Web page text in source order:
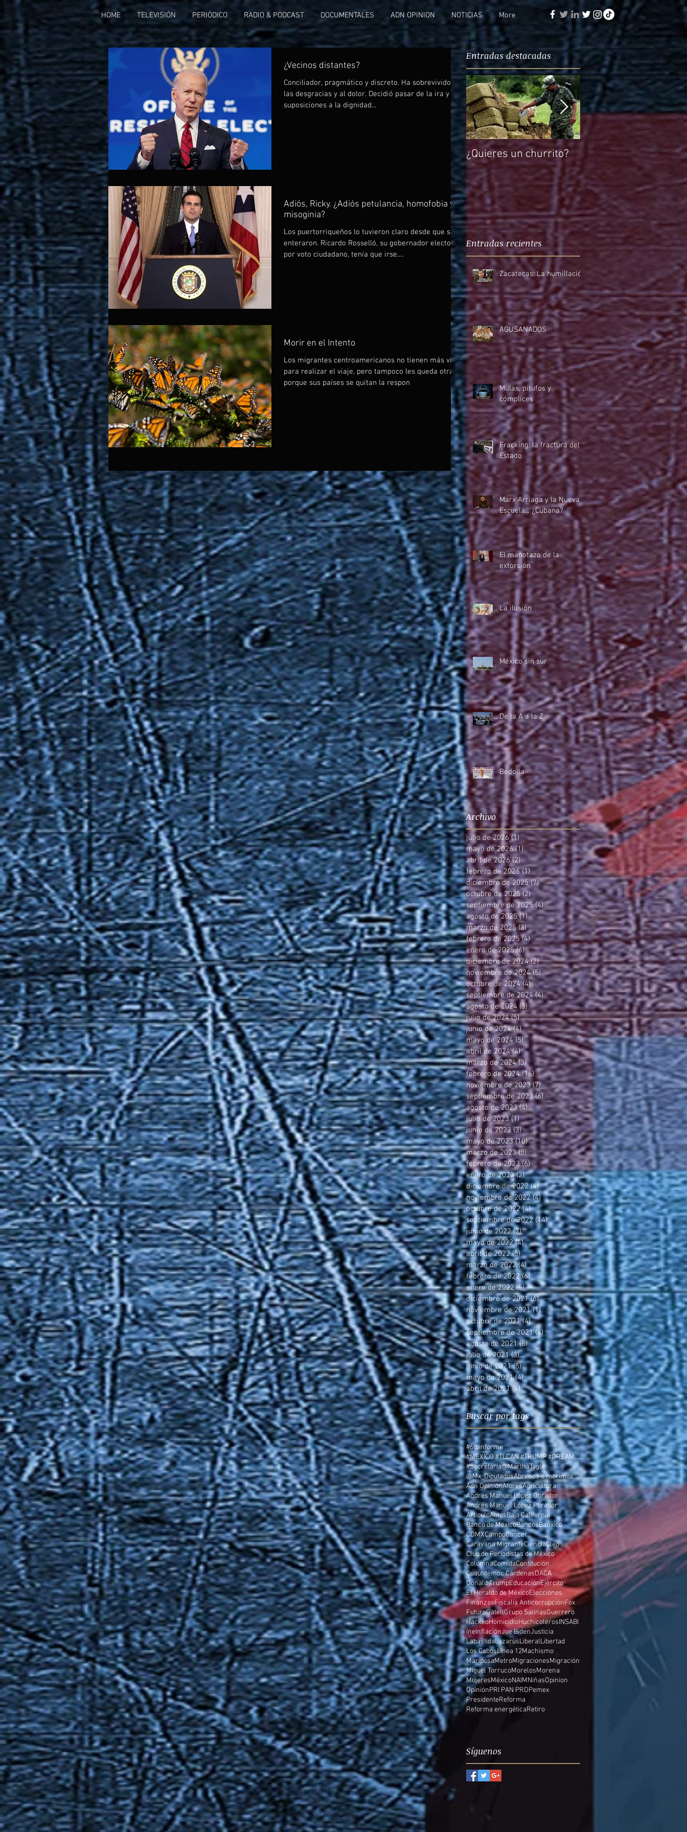
HOME TELEVISIÓN PERIÓDICO RADIO & PODCAST DOCUMENTALES ADN OPINION NOTICIAS More
¿Vecinos distantes?
Conciliador, pragmático y discreto. Ha sobrevivido a
las desgracias y al dolor. Decidió pasar de la ira y las
suposiciones a la dignidad...
Adiós, Ricky. ¿Adiós petulancia, homofobia y
misoginia?
Los puertorriqueños lo tuvieron claro desde que se
enteraron. Ricardo Rosselló, su gobernador electo
por voto ciudadano, tenía que irse....
Morir en el Intento
Los migrantes centroamericanos no tienen más vida
para realizar el viaje, pero tampoco les queda otra,
porque sus países se quitan la respon
Entradas destacadas
¿Quieres un churrito? El reto de Rocío
Entradas recientes
Zacatecas: La humillación
AGUSANADOS
Mulas, pitufos y
cómplices
Fracking: la fractura del
Estado
Marx Arriaga y la Nueva
Escuela... ¿Cubana?
El manotazo de la
extorsión
La ilusión
México sin sur
De la A a la Z
Bedolla
Archivo
julio de 2026 (1) 1 entrada
mayo de 2026 (1)1 entrada
abril de 2026 (2)2 entradas
febrero de 2026 (1)1 entrada
diciembre de 2025 (7)7 entradas
octubre de 2025 (2)2 entradas
septiembre de 2025 (4)4 entradas
agosto de 2025 (1)1 entrada
marzo de 2025 (3)3 entradas
febrero de 2025 (4)4 entradas
enero de 2025 (6)6 entradas
diciembre de 2024 (2)2 entradas
noviembre de 2024 (5)5 entradas
octubre de 2024 (4)4 entradas
septiembre de 2024 (4)4 entradas
agosto de 2024 (3) 3 entradas
julio de 2024 (5)5 entradas
junio de 2024 (4)4 entradas
mayo de 2024 (5)5 entradas
abril de 2024 (4)4 entradas
marzo de 2024 (3)3 entradas
febrero de 2024 (16)16 entradas
noviembre de 2023 (7)7 entradas
septiembre de 2023 (6)6 entradas
agosto de 2023 (4)4 entradas
julio de 2023 (1)1 entrada
junio de 2023 (3)3 entradas
mayo de 2023 (10)10 entradas
marzo de 2023 (3)3 entradas
febrero de 2023 (6) 6 entradas
enero de 2023 (2)2 entradas
diciembre de 2022 (4)4 entradas
noviembre de 2022 (4)4 entradas
octubre de 2022 (4)4 entradas
septiembre de 2022 (14)14 entradas
junio de 2022 (2)2 entradas
mayo de 2022 (4)4 entradas
abril de 2022 (5)5 entradas
marzo de 2022 (4)4 entradas
febrero de 2022 (6)6 entradas
enero de 2022 (5)5 entradas
diciembre de 2021 (6)6 entradas
noviembre de 2021 (1)1 entrada
octubre de 2021 (4)4 entradas
septiembre de 2021 (4)4 entradas
agosto de 2021 (5)5 entradas
julio de 2021 (3)3 entradas
junio de 2021 (5)5 entradas
mayo de 2021 (4)4 entradas
abril de 2021 (4)4 entradas
Buscar por tags
#6toinforme
#MEXICO #TLCAN #TRUMP #DREAMERS
#Secretaria@MarthaTagle
@Mx_DiputadosAbrimos o morimos
Adn OpiniónAforesAgricultura
Andrés Manuel López Obrador
Andrés Manuel López Pbrador
ArtículoAutosBaja California
Banco de MéxicoBancosBanxico
CDMXCampoCancer
Caravana MigranteCienciaCleo
Club de Periodistas de México
ColumnaComidaContitución
Cuauhtémoc CárdenasDACA
Donald TrumpEducaciónEjército
El Heraldo de MéxicoElecciones
FinanzasFiscalía AnticorrupciónFox
FuturoGatellGrupo SalinasGuerrero
HackeoHomicidioHuchicolerosINSABI
IneInflaciónJoe BidenJusticia
LabastidaLazarusLiberalLibertad
Los CabosLínea 12Machismo
MariposaMetroMigracionesMigración
Miguel TorrucoMorelosMorena
MujeresMéxicoNAIMNiñasOpinion
OpiniónPRI PAN PRDPemex
PresidenteReforma
Reforma energéticaRetiro
Síguenos